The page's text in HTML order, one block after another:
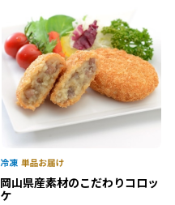
岡山県産素材のこだわりコロッ
ケ